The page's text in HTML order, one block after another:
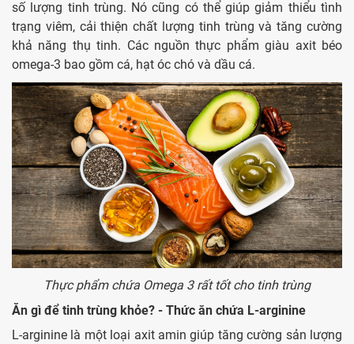
số lượng tinh trùng. Nó cũng có thể giúp giảm thiểu tình
trạng viêm, cải thiện chất lượng tinh trùng và tăng cường
khả năng thụ tinh. Các nguồn thực phẩm giàu axit béo
omega-3 bao gồm cá, hạt óc chó và dầu cá.
Thực phẩm chứa Omega 3 rất tốt cho tinh trùng
Ăn gì để tinh trùng khỏe? - Thức ăn chứa L-arginine
L-arginine là một loại axit amin giúp tăng cường sản lượng